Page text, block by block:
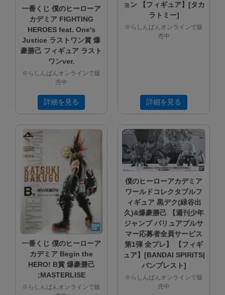
一番くじ 僕のヒーローア
カデミア FIGHTING
HEROES feat. One's
Justice ラストワン賞 爆
豪勝己 フィギュア ラスト
ワンver.
※らしんばんオンラインで販
売中
詳細を見る
ョン 【フィギュア】[タカ
ラトミー]
※らしんばんオンラインで販
売中
詳細を見る
一番くじ 僕のヒーローア
カデミア Begin the
HERO! B賞 爆豪勝己
;MASTERLISE
※らしんばんオンラインで販
僕のヒーローアカデミア
ワールドコレクタブルフ
ィギュア 黒デク(緑谷出
久)&爆豪勝己 【週刊少年
ジャンプ バリュアブルサ
マー応募者全員サービス
第1弾 全プレ】 【フィギ
ュア】[BANDAI SPIRITS|
バンプレスト]
※らしんばんオンラインで販
売中